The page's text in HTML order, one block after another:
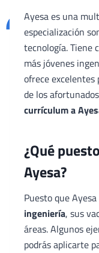
Ayesa es una
especialización
tecnología. Tiene
más jóvenes
ofrece excelentes
de los
currículum a
¿Qué
Ayesa?
Puesto que
ingeniería, sus
áreas. Algunos
podrás aplicarte